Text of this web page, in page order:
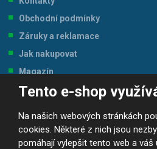
Tento e-shop
Na našich webových stránkách
cookies. Některé z nich jsou
pomáhají vylepšit tento web a váš
Obchodní podmínky
Záruky a reklamace
Jak nakupovat
Magazín
Tabulka velikostí